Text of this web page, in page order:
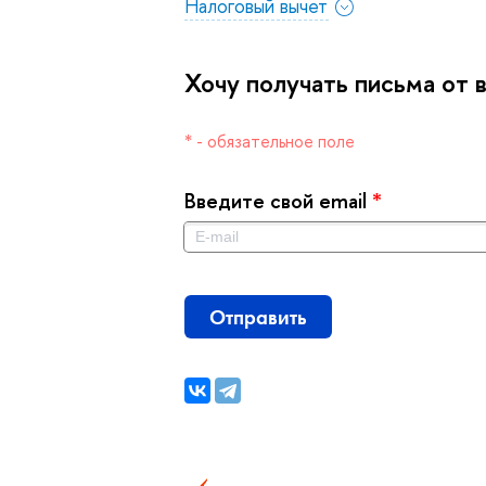
Налоговый вычет
Хочу получать письма от
* - обязательное поле
едите свой email *
Отправить